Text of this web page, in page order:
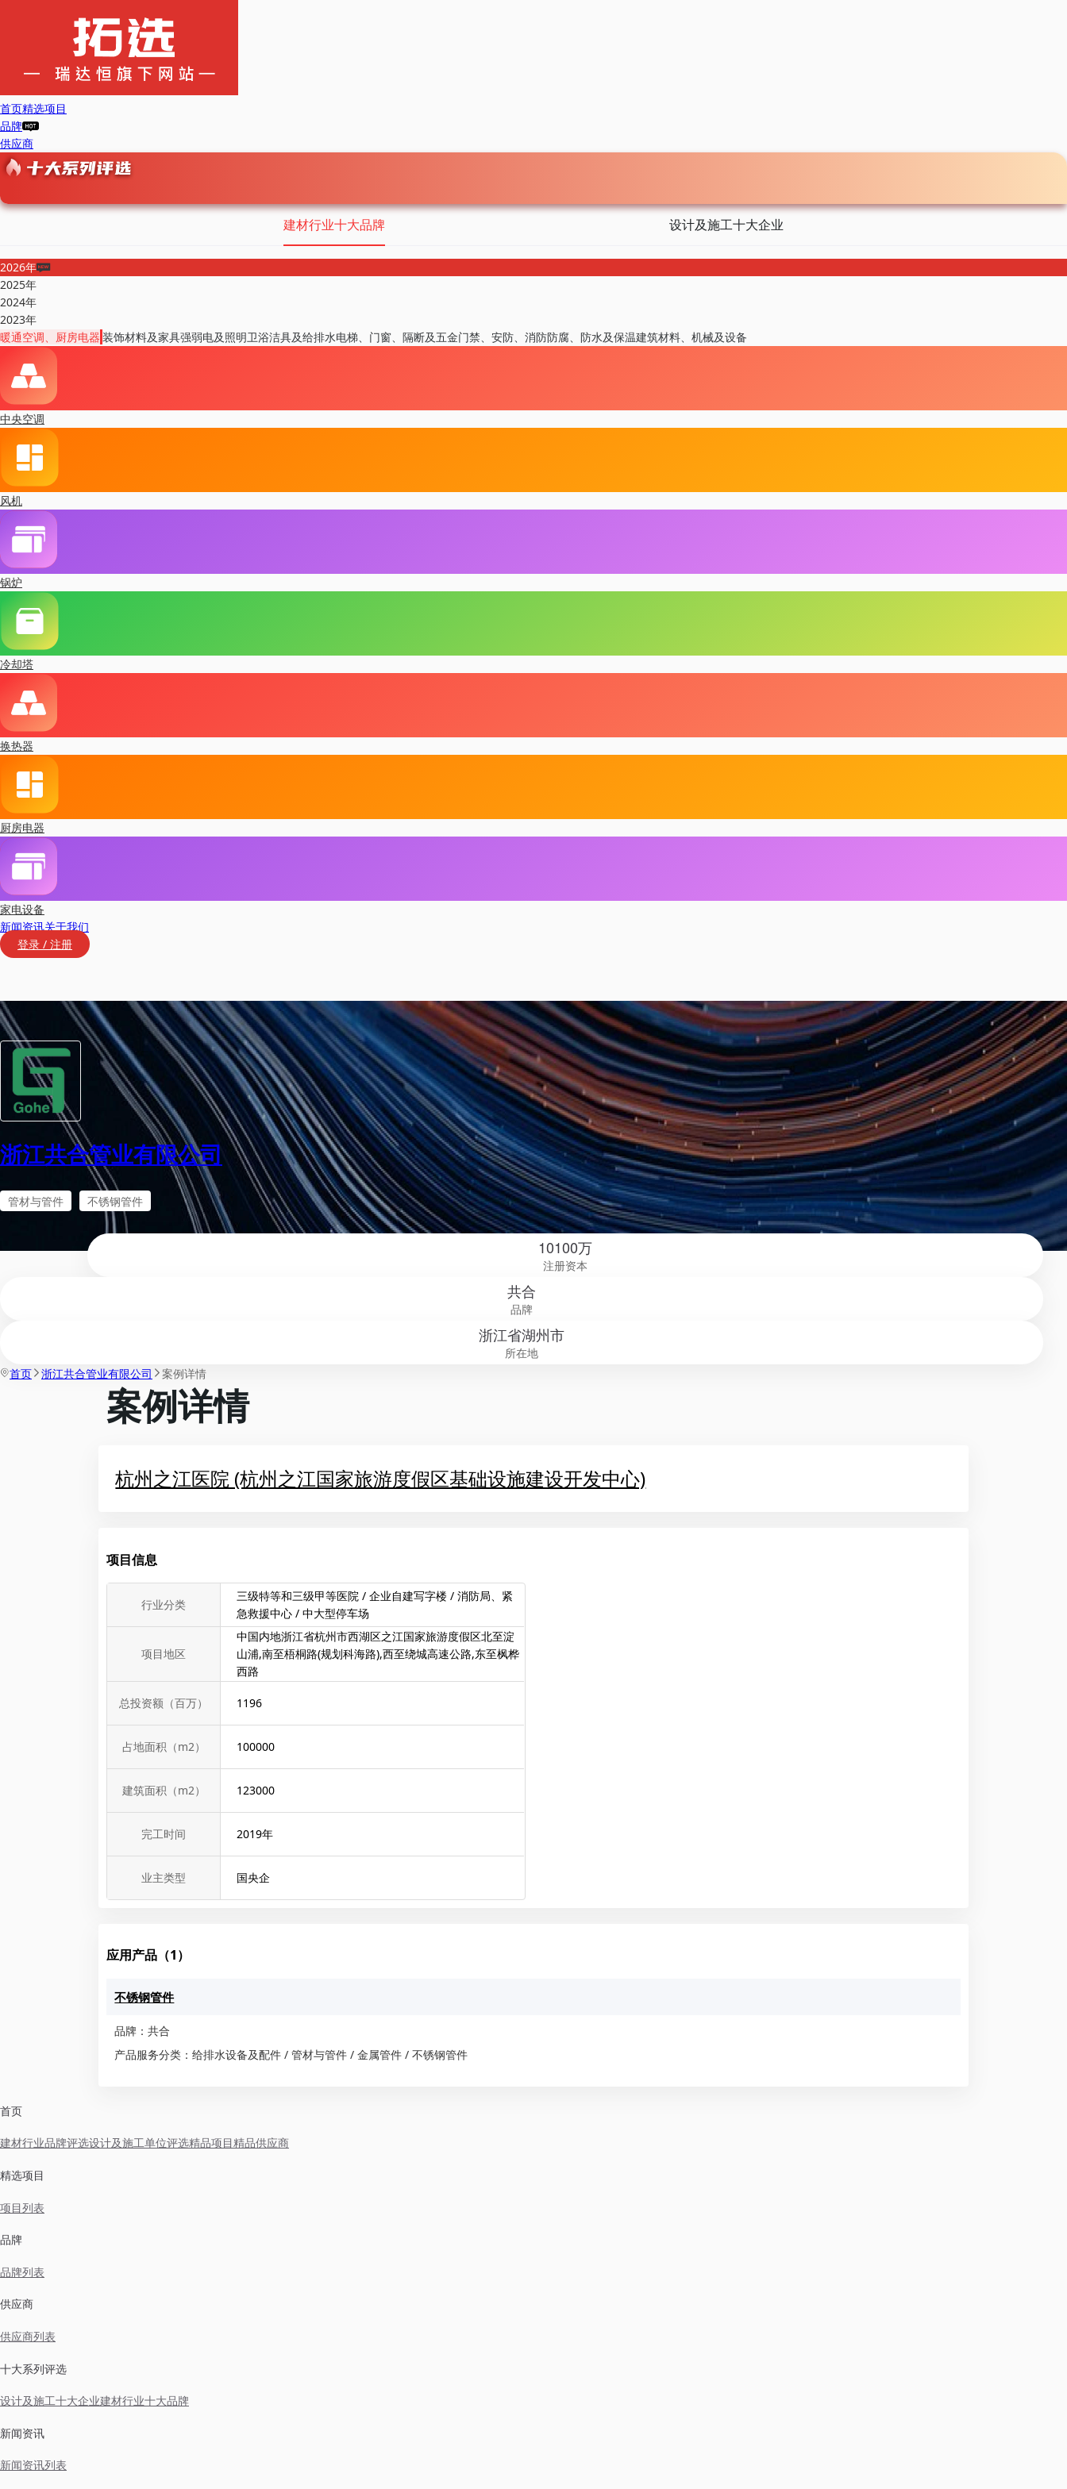
首页精选项目
品牌
供应商
建材行业十大品牌 设计及施工十大企业
2026年
2025年
2024年
2023年
暖通空调、厨房电器 装饰材料及家具强弱电及照明卫浴洁具及给排水电梯、门窗、隔断及五金门禁、安防、消防防腐、防水及保温建筑材料、机械及设备
中央空调
风机
锅炉
冷却塔
换热器
厨房电器
家电设备
新闻资讯关于我们
登录 / 注册
浙江共合管业有限公司
管材与管件 不锈钢管件
10100万
注册资本
共合
品牌
浙江省湖州市
所在地
首页 浙江共合管业有限公司 案例详情
案例详情
杭州之江医院 (杭州之江国家旅游度假区基础设施建设开发中心)
项目信息
行业分类
三级特等和三级甲等医院 / 企业自建写字楼 / 消防局、紧
急救援中心 / 中大型停车场
项目地区
中国内地浙江省杭州市西湖区之江国家旅游度假区北至淀
山浦,南至梧桐路(规划科海路),西至绕城高速公路,东至枫桦
西路
总投资额（百万） 1196
占地面积（m2） 100000
建筑面积（m2） 123000
完工时间 2019年
业主类型 国央企
应用产品（1）
不锈钢管件
品牌：共合
产品服务分类：给排水设备及配件 / 管材与管件 / 金属管件 / 不锈钢管件
首页
建材行业品牌评选设计及施工单位评选精品项目精品供应商
精选项目
项目列表
品牌
品牌列表
供应商
供应商列表
十大系列评选
设计及施工十大企业建材行业十大品牌
新闻资讯
新闻资讯列表